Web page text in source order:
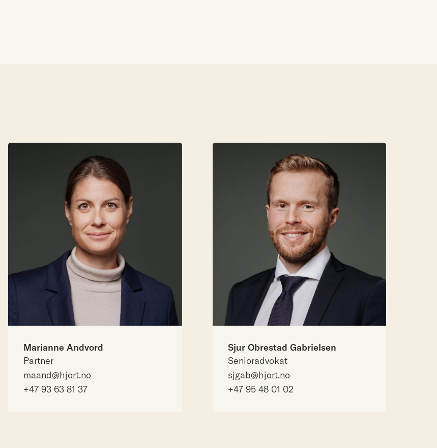
Marianne Andvord
Partner
maand@hjort.no
+47 93 63 81 37
Sjur Obrestad Gabrielsen
Senioradvokat
sjgab@hjort.no
+47 95 48 01 02